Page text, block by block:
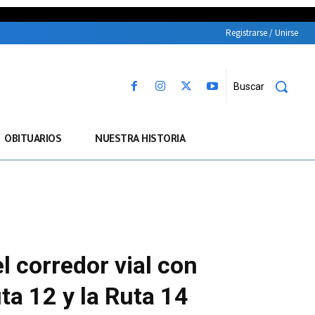
Registrarse / Unirse
Buscar
OBITUARIOS NUESTRA HISTORIA
corredor vial con
12 y la Ruta 14